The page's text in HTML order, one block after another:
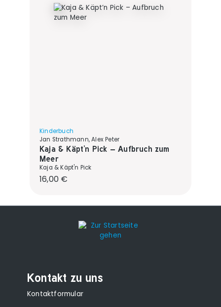
Kinderbuch
Jan Strathmann, Alex Peter
Kaja & Käpt’n Pick – Aufbruch zum
Meer
Kaja & Käpt'n Pick
Regulärer Preis:
16,00 €
Kontakt zu uns
Kontaktformular